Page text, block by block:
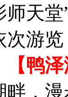
师天
次游览
【鸭
畔，